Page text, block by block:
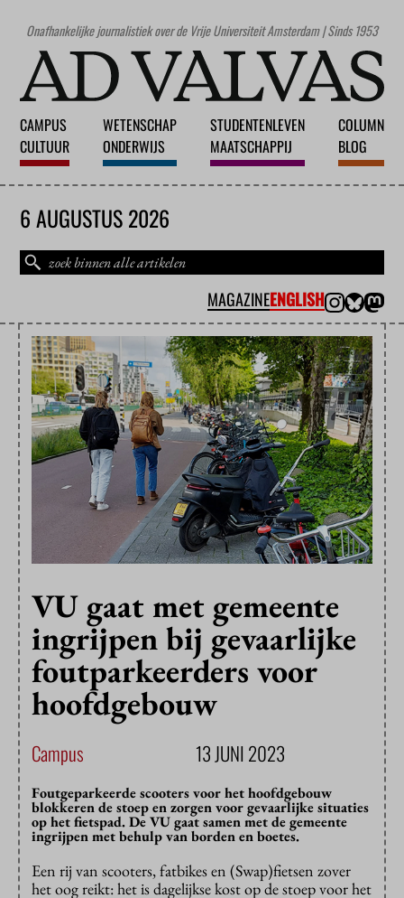
Onafhankelijke journalistiek over de Vrije Universiteit Amsterdam | Sinds 1953
CAMPUS
CULTUUR
WETENSCHAP
ONDERWIJS
STUDENTENLEVEN
MAATSCHAPPIJ
COLUMN
BLOG
6 AUGUSTUS 2026
MAGAZINEENGLISH
VU gaat met gemeente
ingrijpen bij gevaarlijke
foutparkeerders voor
hoofdgebouw
Campus 13 JUNI 2023
Foutgeparkeerde scooters voor het hoofdgebouw
blokkeren de stoep en zorgen voor gevaarlijke situaties
op het fietspad. De VU gaat samen met de gemeente
ingrijpen met behulp van borden en boetes.
Een rij van scooters, fatbikes en (Swap)fietsen zover
het oog reikt: het is dagelijkse kost op de stoep voor het